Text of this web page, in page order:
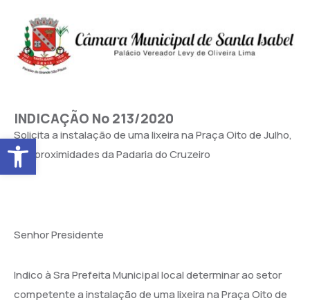
Abrir a barra de ferramentas
INDICAÇÃO No 213/2020
Solicita a instalação de uma lixeira na Praça Oito de Julho,
nas proximidades da Padaria do Cruzeiro
Senhor Presidente
Indico à Sra Prefeita Municipal local determinar ao setor
competente a instalação de uma lixeira na Praça Oito de